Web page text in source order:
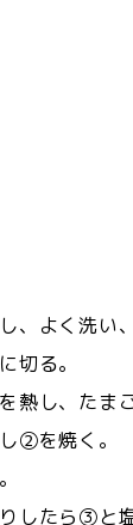
、よく洗い
切る。
熱し、たま
②を焼く。
たら③と